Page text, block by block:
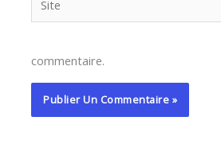
commentaire.